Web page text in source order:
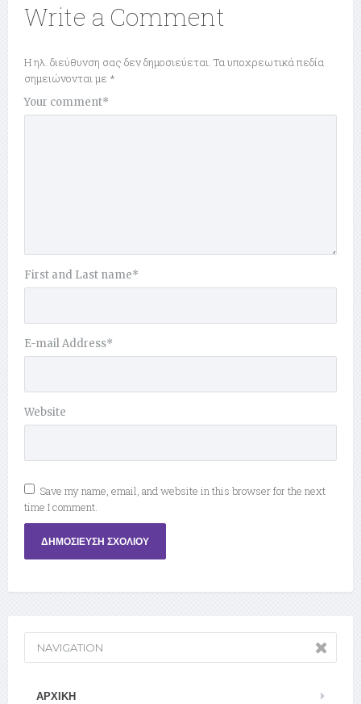
Write a Comment
Η ηλ. διεύθυνση σας δεν δημοσιεύεται. Τα υποχρεωτικά πεδία
σημειώνονται με *
Your comment*
First and Last name*
E-mail Address*
Website
Save my name, email, and website in this browser for the next
time I comment.
NAVIGATION
ΑΡΧΙΚΉ